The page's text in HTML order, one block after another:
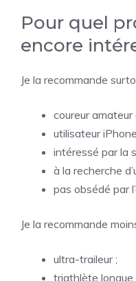
Pour quel
encore
Je la recommande
coureur amateur
utilisateur
intéressé par la
à la recherche
pas obsédé par
Je la recommande
ultra-traileur ;
triathlète longue